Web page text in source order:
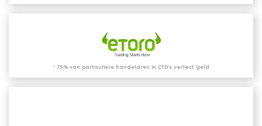
* 75% van particuliere handelaren in CFD's verliest geld